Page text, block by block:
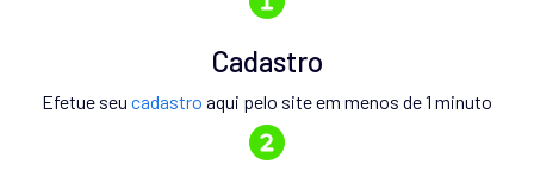
Cadastro
Efetue seu cadastro aqui pelo site em menos de 1 minuto